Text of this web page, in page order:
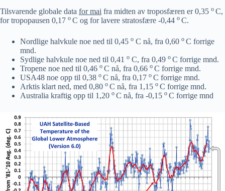
Tilsvarende globale data for mai fra midten av troposfæren er 0,35 o C,
for tropopausen 0,17 o C og for lavere stratosfære -0,44 o C.
Nordlige halvkule noe ned til 0,45 o C nå, fra 0,60 o C forrige
mnd.
Sydlige halvkule noe ned til 0,41 o C, fra 0,49 o C forrige mnd.
Tropene noe ned til 0,46 o C nå, fra 0,66 o C forrige mnd.
USA48 noe opp til 0,38 o C nå, fra 0,17 o C forrige mnd.
Arktis klart ned, med 0,80 o C nå, fra 1,15 o C forrige mnd.
Australia kraftig opp til 1,20 o C nå, fra -0,15 o C forrige mnd